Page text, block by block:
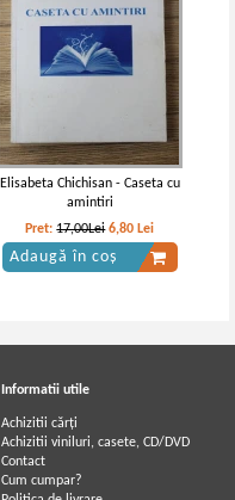
Elisabeta Chichisan - Caseta cu
amintiri
Pret:17,00Lei 6,80 Lei
Adaugă în coș
Informatii utile
Achizitii cărți
Achizitii viniluri, casete, CD/DVD
Contact
Cum cumpar?